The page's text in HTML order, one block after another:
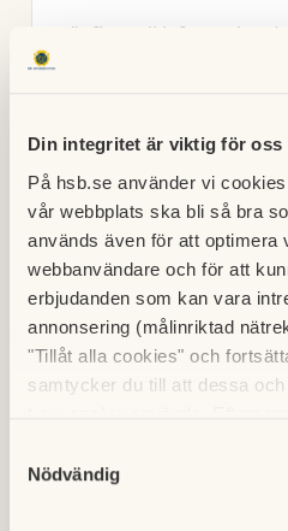
Din integritet är viktig för oss
På hsb.se använder vi
vår webbplats ska bli så bra
används även för att optimera
webbanvändare och för att
erbjudanden som kan vara
annonsering (målinriktad
"Tillåt alla cookies" och
samtycker du till att dessa
cookies och välja att endast
Nödvändig
Här finns all information